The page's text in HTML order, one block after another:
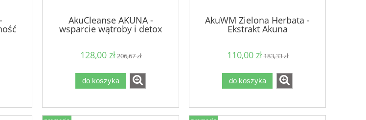
AkuCleanse AKUNA -
wsparcie wątroby i detox
128,00 zł206,67 zł
do koszyka
AkuWM Zielona Herbata -
Ekstrakt Akuna
110,00 zł183,33 zł
do koszyka